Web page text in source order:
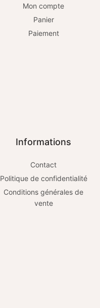
Mon compte
Panier
Paiement
Informations
Contact
Politique de confidentialité
Conditions générales de
vente